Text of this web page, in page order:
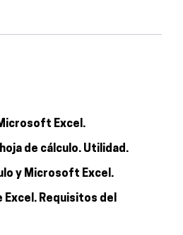
Excel.
de cálculo. Utilidad.
y Microsoft Excel.
Requisitos del